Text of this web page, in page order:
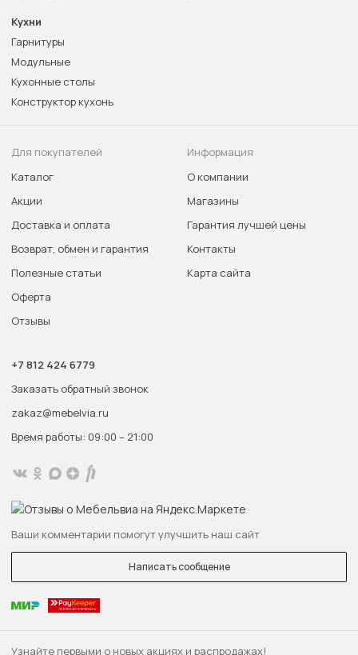
Узнайте первыми о новых акциях и распродажах!
Кухни
Гарнитуры
Модульные
Кухонные столы
Конструктор кухонь
Для покупателей
Каталог
Акции
Доставка и оплата
Возврат, обмен и гарантия
Полезные статьи
Оферта
Отзывы
Информация
О компании
Магазины
Гарантия лучшей цены
Контакты
Карта сайта
+7 812 424 6779
Заказать обратный звонок
zakaz@mebelvia.ru
Время работы: 09:00 – 21:00
Ваши комментарии помогут улучшить наш сайт
Написать сообщение